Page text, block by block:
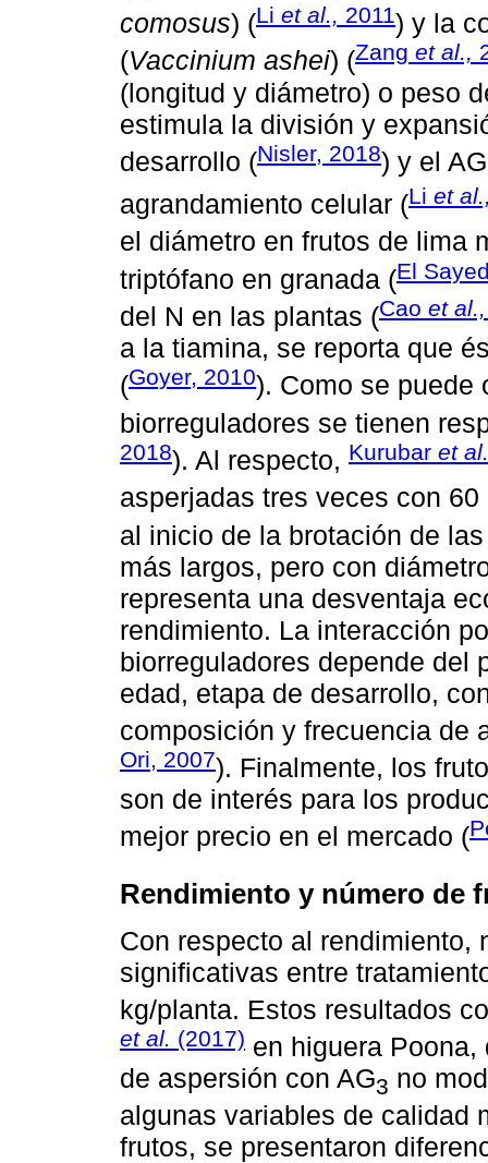
comosus) (Li et al., 2011) y la
(Vaccinium ashei) (Zang et al.,
(longitud y diámetro) o peso
estimula la división y
desarrollo (Nisler, 2018) y el AG
agrandamiento celular (Li et
el diámetro en frutos de lima
triptófano en granada (El
del N en las plantas (Cao et al.,
a la tiamina, se reporta que
(Goyer, 2010). Como se puede
biorreguladores se tienen
2018). Al respecto, Kurubar et al.
asperjadas tres veces con 60
al inicio de la brotación de
más largos, pero con
representa una desventaja
rendimiento. La interacción
biorreguladores depende del
edad, etapa de desarrollo,
composición y frecuencia de
Ori, 2007). Finalmente, los
son de interés para los
mejor precio en el mercado (
Rendimiento y número de
Con respecto al rendimiento,
significativas entre
kg/planta. Estos resultados
et al. (2017) en higuera
de aspersión con AG3 no
algunas variables de calidad
frutos, se presentaron